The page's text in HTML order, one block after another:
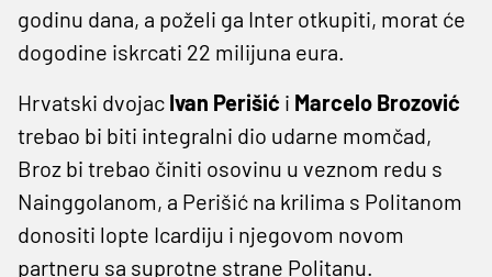
godinu dana, a poželi ga Inter otkupiti, morat će
dogodine iskrcati 22 milijuna eura.
Hrvatski dvojac Ivan Perišić i Marcelo Brozović
trebao bi biti integralni dio udarne momčad,
Broz bi trebao činiti osovinu u veznom redu s
Nainggolanom, a Perišić na krilima s Politanom
donositi lopte Icardiju i njegovom novom
partneru sa suprotne strane Politanu.